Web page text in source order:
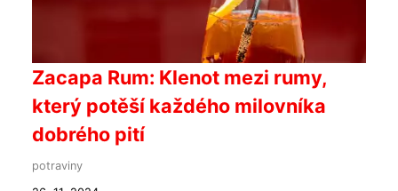
Zacapa Rum: Klenot mezi rumy,
který potěší každého milovníka
dobrého pití
potraviny